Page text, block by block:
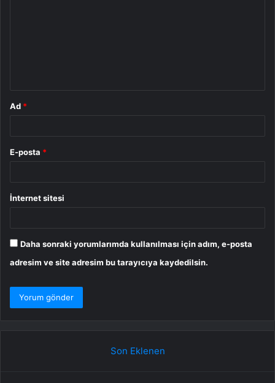
Ad *
E-posta *
İnternet sitesi
Daha sonraki yorumlarımda kullanılması için adım, e-posta
adresim ve site adresim bu tarayıcıya kaydedilsin.
Son Eklenen